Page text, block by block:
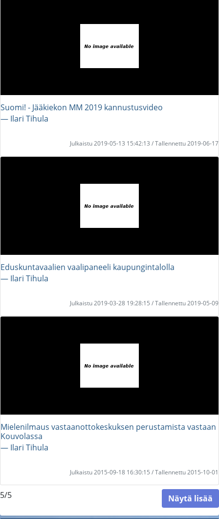
Suomi! - Jääkiekon MM 2019 kannustusvideo
― Ilari Tihula
Julkaistu 2019-05-13 15:42:13 / Tallennettu 2019-06-17
Eduskuntavaalien vaalipaneeli kaupungintalolla
― Ilari Tihula
Julkaistu 2019-03-28 19:28:15 / Tallennettu 2019-05-09
Mielenilmaus vastaanottokeskuksen perustamista vastaan
Kouvolassa
― Ilari Tihula
Julkaistu 2015-09-18 16:30:15 / Tallennettu 2015-10-01
5/5 Näytä lisää